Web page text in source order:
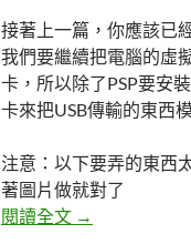
接著上一篇，你應該已
我們要繼續把電腦的虛
卡，所以除了PSP要安
卡來把USB傳輸的東西
注意：以下要弄的東西
著圖片做就對了
閱讀全文 PSP使用
→